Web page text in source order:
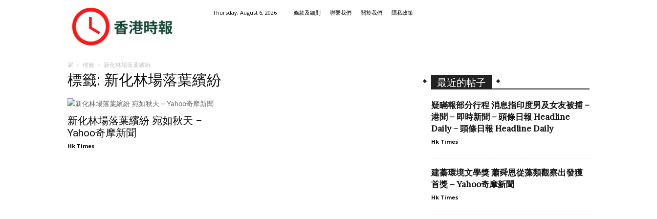
港
時
Thursday, August 6, 2026 條款及細則 聯繫我們 關於我們 隱私政策
家 標籤 新化林場落葉繽紛
標籤: 新化林場落葉繽紛
新化林場落葉繽紛 宛如秋天 –
Yahoo奇摩新聞
Hk Times
最近的帖子
疑瞞報部分行程 消息指印度男及女友被捕 –
港聞 – 即時新聞 – 頭條日報 Headline
Daily – 頭條日報 Headline Daily
Hk Times
建蓁環境文學獎 蕭舜恩從藻類觀察出發獲
首獎 – Yahoo奇摩新聞
Hk Times